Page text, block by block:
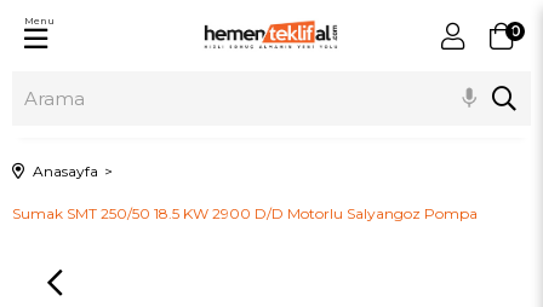
0
Menu
Anasayfa
Sumak SMT 250/50 18.5 KW 2900 D/D Motorlu Salyangoz Pompa